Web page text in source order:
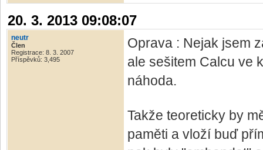
20. 3. 2013 09:08:07
neutr
Člen
Registrace: 8. 3. 2007
Příspěvků: 3,495
Oprava : Nejak jsem
ale sešitem Calcu ve
náhoda.
Takže teoreticky by
paměti a vloží buď